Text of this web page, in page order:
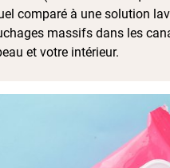
comparé à une solution
massifs dans les
et votre intérieur.